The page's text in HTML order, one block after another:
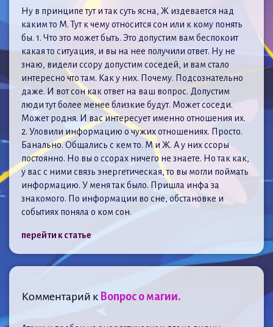
Ну в принципе тут и так суть ясна, Ж издевается над
каким то М. Тут к чему относится сон или к кому понять
бы. 1. Что это может быть. Это допустим вам беспокоит
какая то ситуация, и вы на нее получили ответ. Ну не
знаю, видели ссору допустим соседей, и вам стало
интересно что там. Как у них. Почему. Подсознательно
даже. И вот сон как ответ на ваш вопрос. Допустим
люди тут более менее близкие будут. Может соседи.
Может родня. И вас интересует именно отношения их.
2. Уловили информацию о чужих отношениях. Просто.
Банально. Общались с кем то. М и Ж. А у них ссоры
постоянно. Но вы о ссорах ничего не знаете. Но так как,
у вас с ними связь энергетическая, то вы могли поймать
информацию. У меня так было. Пришла инфа за
знакомого. По информации во сне, обстановке и
событиях поняла о ком сон.
перейти к статье
Комментарий к Вопрос о магии.